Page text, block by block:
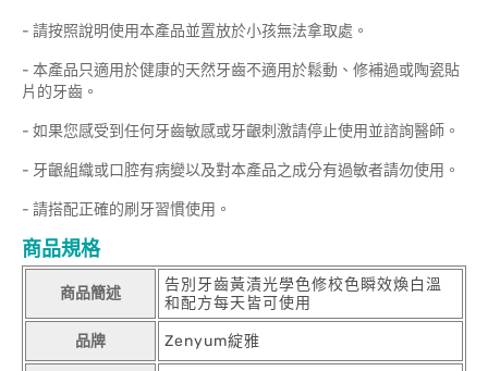
- 請按照說明使用本產品並置放於小孩無法拿取處。
- 本產品只適用於健康的天然牙齒不適用於鬆動、修補過或陶瓷貼
片的牙齒。
- 如果您感受到任何牙齒敏感或牙齦刺激請停止使用並諮詢醫師。
- 牙齦組織或口腔有病變以及對本產品之成分有過敏者請勿使用。
- 請搭配正確的刷牙習慣使用。
商品規格
商品簡述
告別牙齒黃漬光學色修校色瞬效煥白溫
和配方每天皆可使用
品牌 Zenyum綻雅